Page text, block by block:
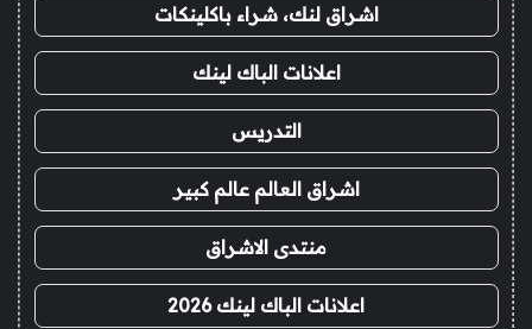
اشراق لنك، شراء باكلينكات
اعلانات الباك لينك
التدريس
اشراق العالم عالم كبير
منتدى الاشراق
اعلانات الباك لينك 2026